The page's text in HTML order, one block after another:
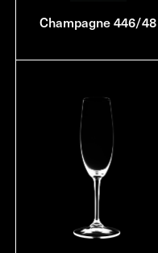
Champagne 446/48